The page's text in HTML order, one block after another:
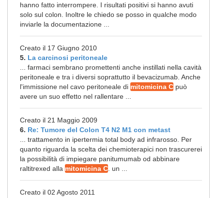
hanno fatto interrompere. I risultati positivi si hanno avuti
solo sul colon. Inoltre le chiedo se posso in qualche modo
inviarle la documentazione ...
Creato il 17 Giugno 2010
5. La carcinosi peritoneale
... farmaci sembrano promettenti anche instillati nella cavità
peritoneale e tra i diversi soprattutto il bevacizumab. Anche
l'immissione nel cavo peritoneale di mitomicina C può
avere un suo effetto nel rallentare ...
Creato il 21 Maggio 2009
6. Re: Tumore del Colon T4 N2 M1 con metast
... trattamento in ipertermia total body ad infrarosso. Per
quanto riguarda la scelta dei chemioterapici non trascurerei
la possibilità di impiegare panitumumab od abbinare
raltitrexed alla mitomicina C . un ...
Creato il 02 Agosto 2011